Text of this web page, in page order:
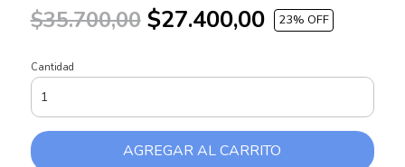
$35.700,00$27.400,00 23% OFF
Cantidad
AGREGAR AL CARRITO